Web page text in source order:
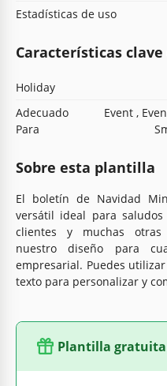
Estadísticas de uso
Características
Holiday
Adecuado
Para
Event ,
Sobre esta plantilla
El boletín de Navidad
versátil ideal para
clientes y muchas otras
nuestro diseño para
empresarial. Puedes
texto para personalizar y
Plantilla gratuita